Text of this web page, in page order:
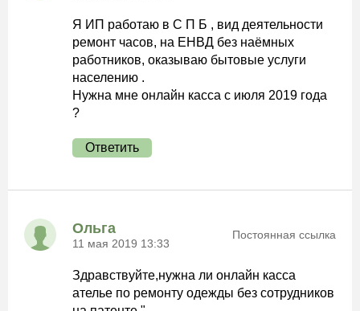
Я ИП работаю в С П Б , вид деятельности
ремонт часов, на ЕНВД без наёмных
работников, оказываю бытовые услуги
населению .
Нужна мне онлайн касса с июля 2019 года
?
Ответить
Ольга
11 мая 2019 13:33
Постоянная ссылка
Здравствуйте,нужна ли онлайн касса
ателье по ремонту одежды без сотрудников